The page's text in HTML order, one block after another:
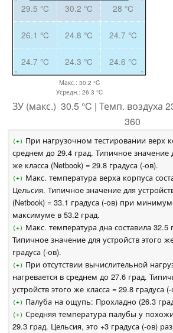
29.5 °C 30.2 °C 28 °C
26.1 °C 24.8 °C 24.7 °C
24.7 °C 24.3 °C 24.6 °C
Макс.: 30.2 °C
Усредн.: 26.3 °C
ЗУ (макс.) 30.5 °C | Темп. воздуха
360
(+) При нагрузочном тестировании верх
среднем до 29.4 град. Типичное значение
же класса (Netbook) = 29.8 градуса (-ов).
(+) Макс. температура верха корпуса
Цельсия. Типичное значение для
(Netbook) = 33.1 градуса (-ов) при
максимуме в 53.2 град.
(+) Макс. температура дна составила 32.5
Типичное значение для устройств этого
градуса (-ов).
(+) При отсутствии вычислительной
нагревается в среднем до 27.6 град.
устройств этого же класса = 29.8 градуса
(+) Палуба на ощупь: Прохладно (26.3
(+) Средняя температура палубы у
29.3 град. Цельсия, это +3 градуса (-ов)